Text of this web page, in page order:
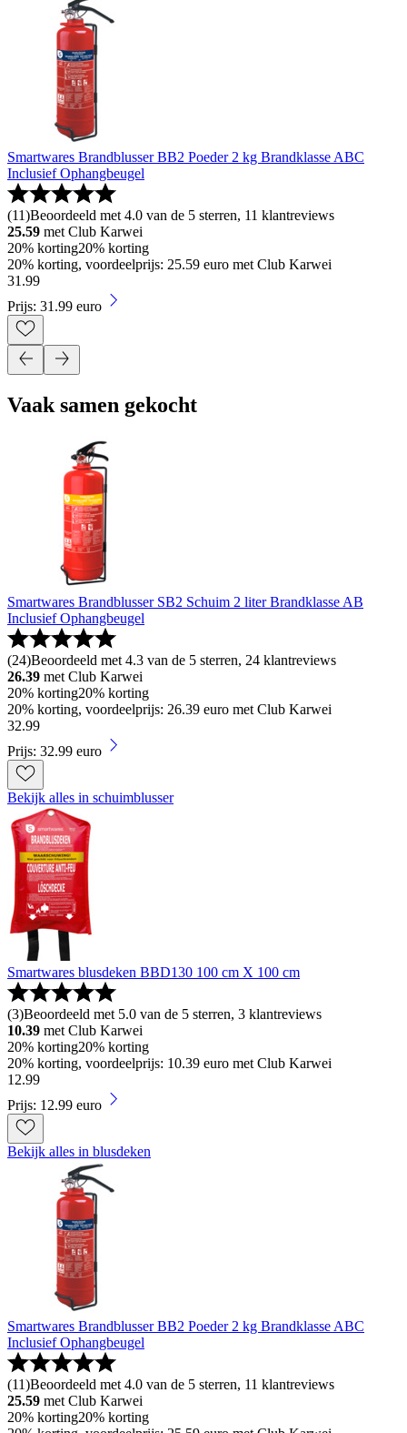
Smartwares Brandblusser BB2 Poeder 2 kg Brandklasse ABC
Inclusief Ophangbeugel
(11)Beoordeeld met 4.0 van de 5 sterren, 11 klantreviews
25.59 met Club Karwei
20% korting20% korting
20% korting, voordeelprijs: 25.59 euro met Club Karwei
31 .99
Prijs: 31.99 euro
Vaak samen gekocht
Smartwares Brandblusser SB2 Schuim 2 liter Brandklasse AB
Inclusief Ophangbeugel
(24)Beoordeeld met 4.3 van de 5 sterren, 24 klantreviews
26.39 met Club Karwei
20% korting20% korting
20% korting, voordeelprijs: 26.39 euro met Club Karwei
32.99
Prijs: 32.99 euro
Bekijk alles in schuimblusser
Smartwares blusdeken BBD130 100 cm X 100 cm
(3)Beoordeeld met 5.0 van de 5 sterren, 3 klantreviews
10.39 met Club Karwei
20% korting20% korting
20% korting, voordeelprijs: 10.39 euro met Club Karwei
12.99
Prijs: 12.99 euro
Bekijk alles in blusdeken
Smartwares Brandblusser BB2 Poeder 2 kg Brandklasse ABC
Inclusief Ophangbeugel
(11)Beoordeeld met 4.0 van de 5 sterren, 11 klantreviews
25.59 met Club Karwei
20% korting20% korting